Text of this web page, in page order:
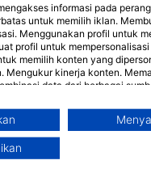
52100 Premantura
yang tenggelam
informasi pada
untuk memilih iklan.
Menggunakan profil untuk
profil untuk
memilih konten yang
Mengukur kinerja konten.
data dari berbagai
konten.
penggunaan data oleh
business.safety.google/privacy/
luar Uni Eropa dan dikirim ke AS.